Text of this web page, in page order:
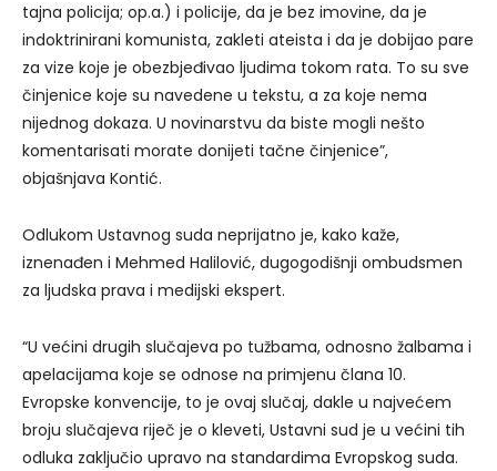
tajna policija; op.a.) i policije, da je bez imovine, da je
indoktrinirani komunista, zakleti ateista i da je dobijao pare
za vize koje je obezbjeđivao ljudima tokom rata. To su sve
činjenice koje su navedene u tekstu, a za koje nema
nijednog dokaza. U novinarstvu da biste mogli nešto
komentarisati morate donijeti tačne činjenice”,
objašnjava Kontić.
Odlukom Ustavnog suda neprijatno je, kako kaže,
iznenađen i Mehmed Halilović, dugogodišnji ombudsmen
za ljudska prava i medijski ekspert.
“U većini drugih slučajeva po tužbama, odnosno žalbama i
apelacijama koje se odnose na primjenu člana 10.
Evropske konvencije, to je ovaj slučaj, dakle u najvećem
broju slučajeva riječ je o kleveti, Ustavni sud je u većini tih
odluka zaključio upravo na standardima Evropskog suda.